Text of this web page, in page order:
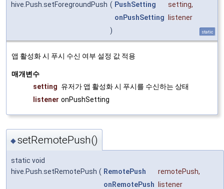
hive.Push.setForegroundPush ( PushSetting setting,
onPushSetting
listener
)
static
앱 활성화 시 푸시 수신 여부 설정 값 적용
매개변수
setting 유저가 앱 활성화 시 푸시를 수신하는 상태
listener onPushSetting
◆setRemotePush()
static void
hive.Push.setRemotePush ( RemotePush remotePush,
onRemotePush
listener